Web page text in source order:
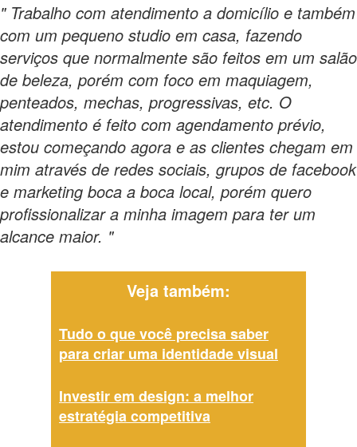
" Trabalho com atendimento a domicílio e também
com um pequeno studio em casa, fazendo
serviços que normalmente são feitos em um salão
de beleza, porém com foco em maquiagem,
penteados, mechas, progressivas, etc. O
atendimento é feito com agendamento prévio,
estou começando agora e as clientes chegam em
mim através de redes sociais, grupos de facebook
e marketing boca a boca local, porém quero
profissionalizar a minha imagem para ter um
alcance maior. "
Veja também:
Tudo o que você precisa saber
para criar uma identidade visual
Investir em design: a melhor
estratégia competitiva